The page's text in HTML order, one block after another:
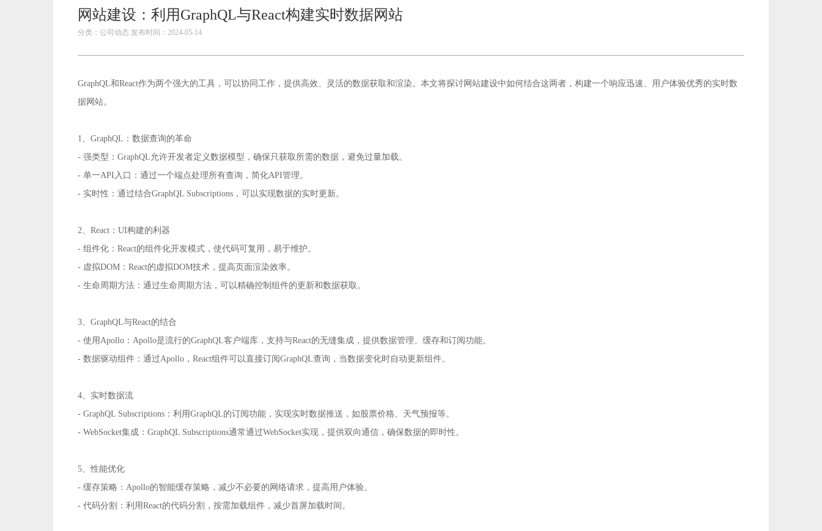
网站建设：利用GraphQL与React构建实时数据网站
分类：公司动态 发布时间：2024-05-14
GraphQL和React作为两个强大的工具，可以协同工作，提供高效、灵活的数据获取和渲染。本文将探讨网站建设中如何结合这两者，构建一个响应迅速、用户体验优秀的实时数
据网站。
1、GraphQL：数据查询的革命
- 强类型：GraphQL允许开发者定义数据模型，确保只获取所需的数据，避免过量加载。
- 单一API入口：通过一个端点处理所有查询，简化API管理。
- 实时性：通过结合GraphQL Subscriptions，可以实现数据的实时更新。
2、React：UI构建的利器
- 组件化：React的组件化开发模式，使代码可复用，易于维护。
- 虚拟DOM：React的虚拟DOM技术，提高页面渲染效率。
- 生命周期方法：通过生命周期方法，可以精确控制组件的更新和数据获取。
3、GraphQL与React的结合
- 使用Apollo：Apollo是流行的GraphQL客户端库，支持与React的无缝集成，提供数据管理、缓存和订阅功能。
- 数据驱动组件：通过Apollo，React组件可以直接订阅GraphQL查询，当数据变化时自动更新组件。
4、实时数据流
- GraphQL Subscriptions：利用GraphQL的订阅功能，实现实时数据推送，如股票价格、天气预报等。
- WebSocket集成：GraphQL Subscriptions通常通过WebSocket实现，提供双向通信，确保数据的即时性。
5、性能优化
- 缓存策略：Apollo的智能缓存策略，减少不必要的网络请求，提高用户体验。
- 代码分割：利用React的代码分割，按需加载组件，减少首屏加载时间。